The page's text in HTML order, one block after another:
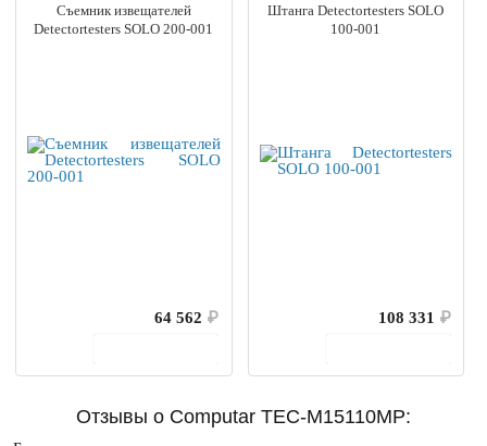
Съемник извещателей
Detectortesters SOLO 200-001
64 562 ₽
Штанга Detectortesters SOLO
100-001
108 331 ₽
Отзывы о Computar TEC-M15110MP: